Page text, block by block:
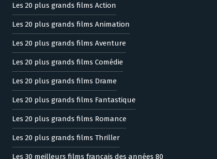
Les 20 plus grands films Action
Les 20 plus grands films Animation
Les 20 plus grands films Aventure
Les 20 plus grands films Comédie
Les 20 plus grands films Drame
Les 20 plus grands films Fantastique
Les 20 plus grands films Romance
Les 20 plus grands films Thriller
Les 30 meilleurs films français des années 80